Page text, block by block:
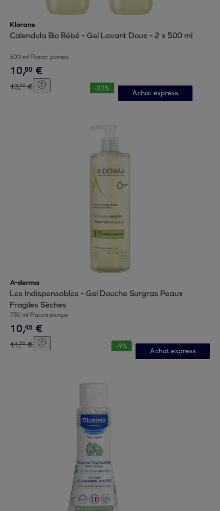
Klorane
Calendula Bio Bébé - Gel Lavant Doux - 2 x 500 ml
500 ml Flacon pompe
10,80 €
13,90 € -22%
Achat express
A-derma
Les Indispensables - Gel Douche Surgras Peaux
Fragiles Sèches
750 ml Flacon pompe
10,45 €
11,50 € -9%
Achat express